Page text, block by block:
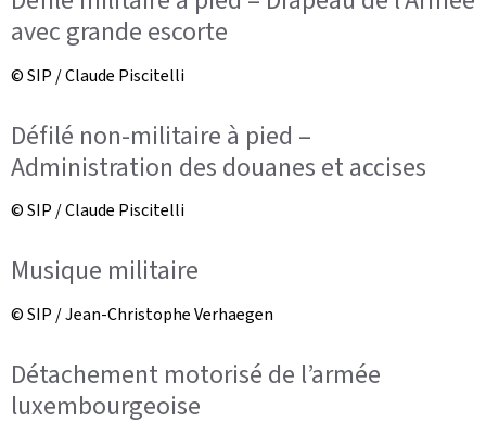
avec grande escorte
© SIP / Claude Piscitelli
Défilé non-militaire à pied –
Administration des douanes et accises
© SIP / Claude Piscitelli
Musique militaire
© SIP / Jean-Christophe Verhaegen
Détachement motorisé de l’armée
luxembourgeoise